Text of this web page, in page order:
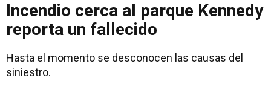
Incendio cerca al parque Kennedy
reporta un fallecido
Hasta el momento se desconocen las causas del
siniestro.